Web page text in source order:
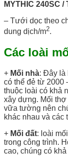
MYTHIC 240SC /
– Tưới dọc theo
dung dịch/m2.
Các loài
+ Mối nhà: Đây là
có thể đẻ từ 2000
thuộc loài có khả
xây dựng. Mối thợ
vữa tường nên
khác nhau và các
+ Mối đất: loài
trong công trình.
cao, chúng có